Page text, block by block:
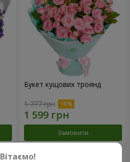
Букет кущових троянд
1 777 грн
Замовити
Вітаємо!